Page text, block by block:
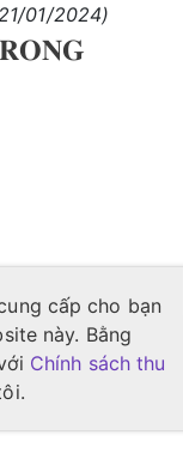
01/2024)
cấp cho bạn
này. Bằng
Chính sách thu